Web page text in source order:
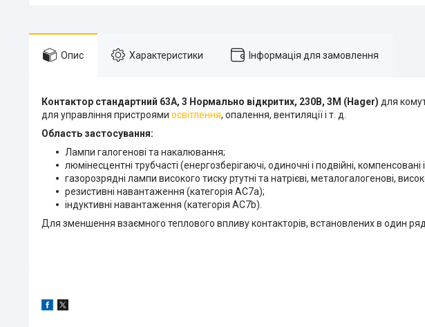
Опис Характеристики Інформація для замовлення
Контактор стандартний 63А, 3 Нормально відкритих, 230В, 3М (Hager) для
для управління пристроями освітлення, опалення, вентиляції і т. д.
Область застосування:
Лампи галогенові та накалювання;
люмінесцентні трубчасті (енергозберігаючі, одиночні і подвійні,
газорозрядні лампи високого тиску ртутні та натрієві, металогалогенові,
резистивні навантаження (категорія АС7а);
індуктивні навантаження (категорія АС7b).
Для зменшення взаємного теплового впливу контакторів, встановлених в один